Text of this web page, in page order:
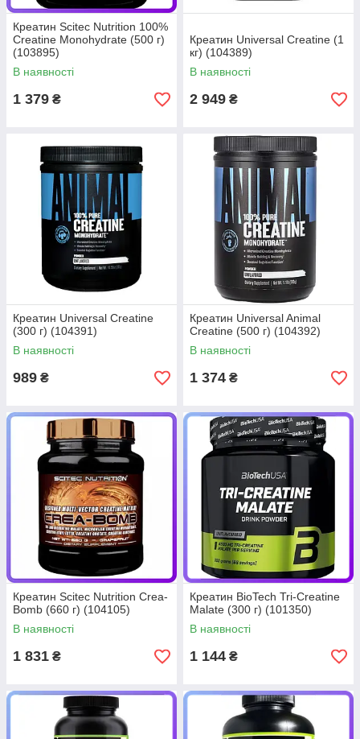
Креатин Scitec Nutrition 100%
Creatine Monohydrate (500 г)
(103895)
В наявності
1 379 ₴
Креатин Universal Creatine (1
кг) (104389)
В наявності
2 949 ₴
Креатин Universal Creatine
(300 г) (104391)
В наявності
989 ₴
Креатин Universal Animal
Creatine (500 г) (104392)
В наявності
1 374 ₴
Креатин Scitec Nutrition Crea-
Bomb (660 г) (104105)
В наявності
1 831 ₴
Креатин BioTech Tri-Creatine
Malate (300 г) (101350)
В наявності
1 144 ₴